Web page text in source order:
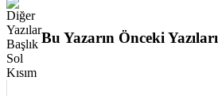
Bu Yazarın Önceki Yazıları